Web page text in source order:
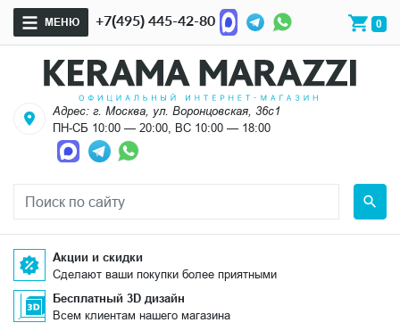
МЕНЮ +7(495) 445-42-80 0
Адрес: г. Москва, ул. Воронцовская, 36с1
ПН-СБ 10:00 — 20:00, ВС 10:00 — 18:00
Акции и скидки
Сделают ваши покупки более приятными
Бесплатный 3D дизайн
Всем клиентам нашего магазина